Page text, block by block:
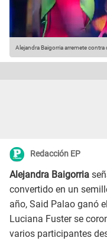
Alejandra Baigorria arremete contra
Redacción EP
Alejandra Baigorria
convertido en un
año, Said Palao ganó
Luciana Fuster se
varios participantes